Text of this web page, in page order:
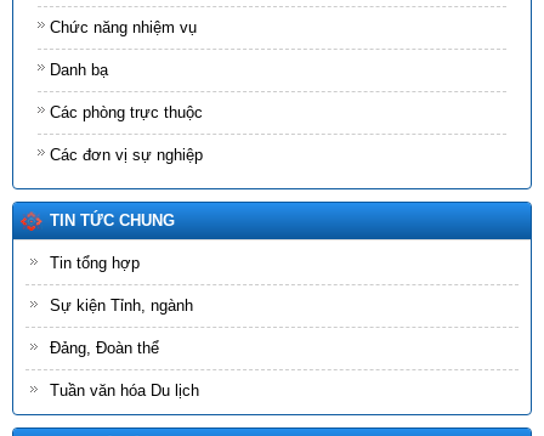
Chức năng nhiệm vụ
Danh bạ
Các phòng trực thuộc
Các đơn vị sự nghiệp
TIN TỨC CHUNG
Tin tổng hợp
Sự kiện Tỉnh, ngành
Đảng, Đoàn thể
Tuần văn hóa Du lịch